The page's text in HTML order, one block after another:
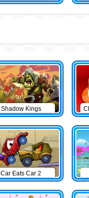
Shadow Kings
Car Eats Car 2